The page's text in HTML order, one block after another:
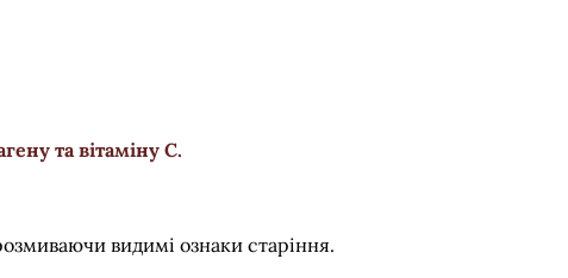
та вітаміну С.
видимі ознаки старіння.